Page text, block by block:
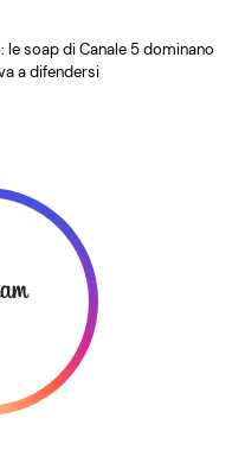
soap di Canale 5 dominano
a difendersi